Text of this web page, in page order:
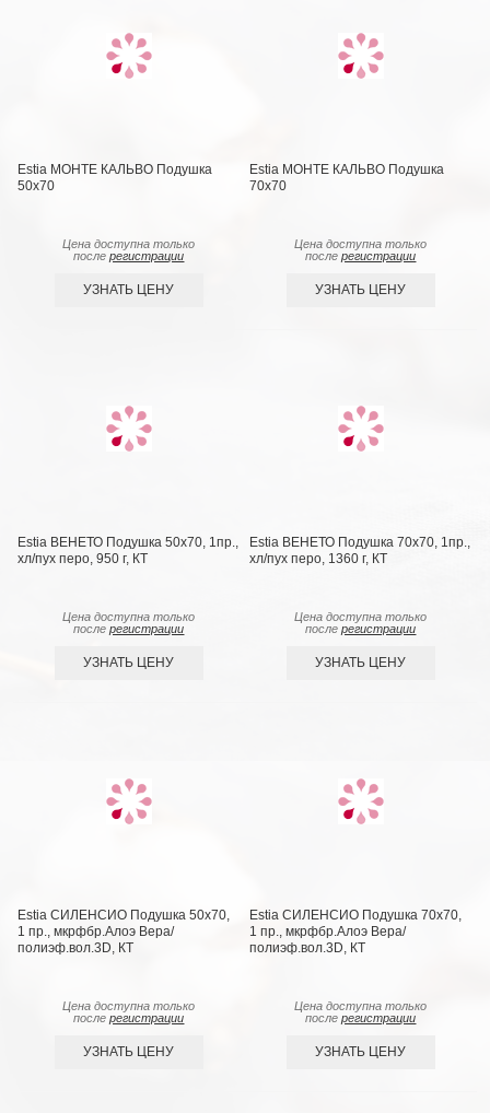
Estia МОНТЕ КАЛЬВО Подушка
50х70
Цена доступна только
послерегистрации
УЗНАТЬ ЦЕНУ
Estia МОНТЕ КАЛЬВО Подушка
70х70
Цена доступна только
послерегистрации
УЗНАТЬ ЦЕНУ
Estia ВЕНЕТО Подушка 50х70, 1пр.,
хл/пух перо, 950 г, КТ
Цена доступна только
послерегистрации
УЗНАТЬ ЦЕНУ
Estia ВЕНЕТО Подушка 70х70, 1пр.,
хл/пух перо, 1360 г, КТ
Цена доступна только
послерегистрации
УЗНАТЬ ЦЕНУ
Estia СИЛЕНСИО Подушка 50х70,
1 пр., мкрфбр.Алоэ Вера/
полиэф.вол.3D, КТ
Цена доступна только
послерегистрации
УЗНАТЬ ЦЕНУ
Estia СИЛЕНСИО Подушка 70х70,
1 пр., мкрфбр.Алоэ Вера/
полиэф.вол.3D, КТ
Цена доступна только
послерегистрации
УЗНАТЬ ЦЕНУ